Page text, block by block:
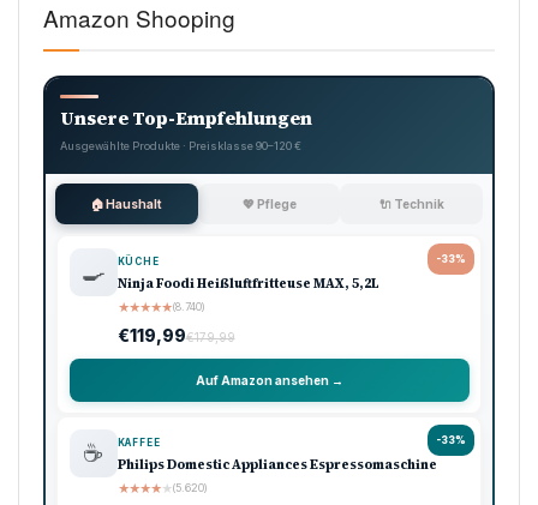
Amazon Shooping
Unsere Top-Empfehlungen
Ausgewählte Produkte · Preisklasse 90–120 €
🏠 Haushalt 💖 Pflege 🔌 Technik
-33%
🍳 KÜCHE
Ninja Foodi Heißluftfritteuse MAX, 5,2L
★★★★★(8.740)
€119,99€179,99
Auf Amazon ansehen →
-33%
☕ KAFFEE
Philips Domestic Appliances Espressomaschine
★★★★★(5.620)